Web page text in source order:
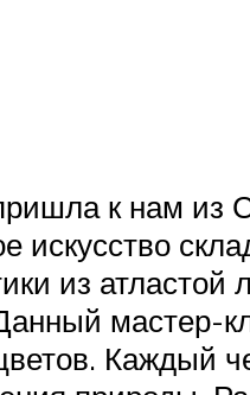
к нам
из
мастер-
Каждый